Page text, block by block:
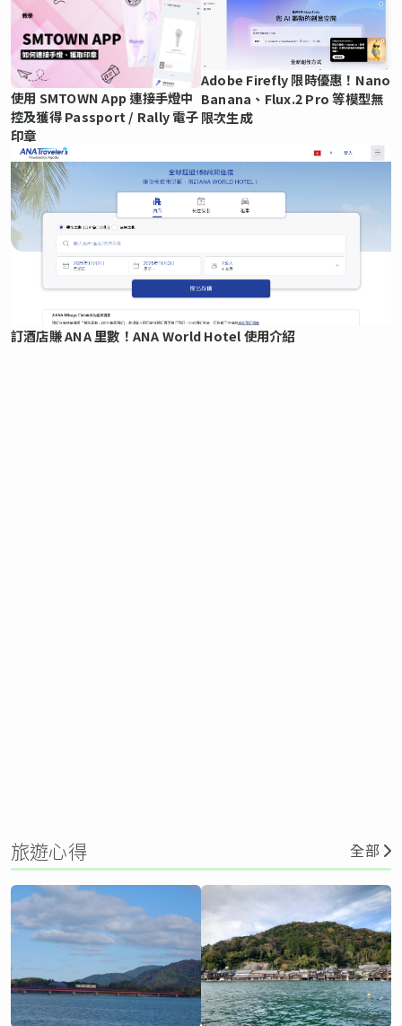
使用 SMTOWN App 連接手燈中
控及獲得 Passport / Rally 電子
印章
Adobe Firefly 限時優惠！Nano
Banana、Flux.2 Pro 等模型無
限次生成
訂酒店賺 ANA 里數！ANA World Hotel 使用介紹
旅遊心得 全部